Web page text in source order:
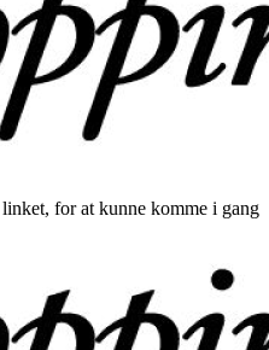
for at kunne komme i gang